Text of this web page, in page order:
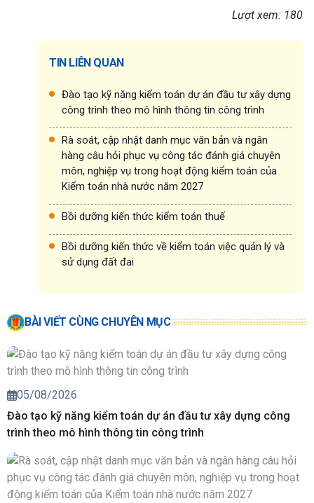
Lượt xem: 180
TIN LIÊN QUAN
Đào tạo kỹ năng kiểm toán dự án đầu tư xây dựng
công trình theo mô hình thông tin công trình
Rà soát, cập nhật danh mục văn bản và ngân
hàng câu hỏi phục vụ công tác đánh giá chuyên
môn, nghiệp vụ trong hoạt động kiểm toán của
Kiểm toán nhà nước năm 2027
Bồi dưỡng kiến thức kiểm toán thuế
Bồi dưỡng kiến thức về kiểm toán việc quản lý và
sử dụng đất đai
BÀI VIẾT CÙNG CHUYÊN MỤC
05/08/2026
Đào tạo kỹ năng kiểm toán dự án đầu tư xây dựng công
trình theo mô hình thông tin công trình